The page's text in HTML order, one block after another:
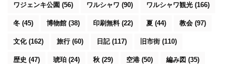
ワジェンキ公園 (56) ワルシャワ (90) ワルシャワ観光 (166)
冬 (45) 博物館 (38) 印刷無料(22) 夏 (44) 教会 (97)
文化(162) 旅行 (60) 日記(117) 旧市街 (110)
歴史 (47) 琥珀 (24) 秋 (29) 空港 (50) 編み図 (35)